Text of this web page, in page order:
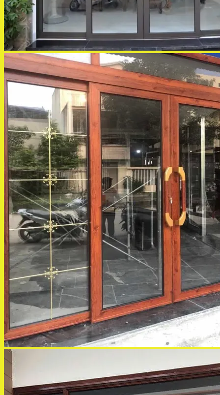
Contact
08:00 - 17:00
hotline: 0936739790